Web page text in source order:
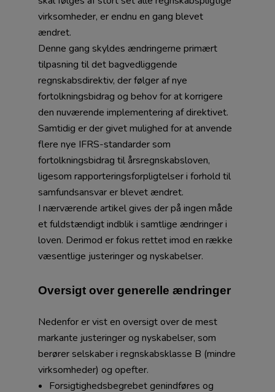
virksomheder, er endnu en gang blevet
ændret.
Denne gang skyldes ændringerne primært
tilpasning til det bagvedliggende
regnskabsdirektiv, der følger af nye
fortolkningsbidrag og behov for at korrigere
den nuværende implementering af direktivet.
Samtidig er der givet mulighed for at anvende
flere nye IFRS-standarder som
fortolkningsbidrag til årsregnskabsloven,
ligesom rapporteringsforpligtelser i forhold til
samfundsansvar er blevet ændret.
I nærværende artikel gives der på ingen måde
et fuldstændigt indblik i samtlige ændringer i
loven. Derimod er fokus rettet imod en række
væsentlige justeringer og nyskabelser.
Oversigt over generelle ændringer
Nedenfor er vist en oversigt over de mest
markante justeringer og nyskabelser, som
berører selskaber i regnskabsklasse B (mindre
virksomheder) og opefter.
Forsigtighedsbegrebet genindføres og